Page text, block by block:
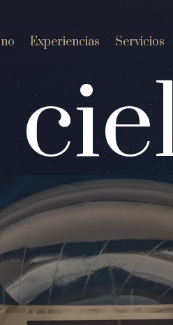
Experiencias Servicios